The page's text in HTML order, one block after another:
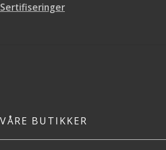
Sertifiseringer
VÅRE BUTIKKER